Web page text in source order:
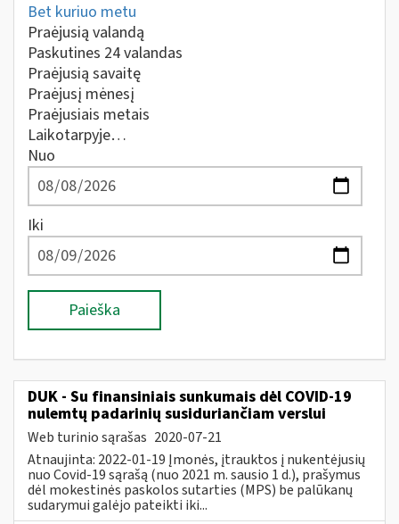
Bet kuriuo metu
Praėjusią valandą
Paskutines 24 valandas
Praėjusią savaitę
Praėjusį mėnesį
Praėjusiais metais
Laikotarpyje…
Nuo
Iki
Paieška
DUK - Su finansiniais sunkumais dėl COVID-19
nulemtų padarinių susiduriančiam verslui
Web turinio sąrašas 2020-07-21
Atnaujinta: 2022-01-19 Įmonės, įtrauktos į nukentėjusių
nuo Covid-19 sąrašą (nuo 2021 m. sausio 1 d.), prašymus
dėl mokestinės paskolos sutarties (MPS) be palūkanų
sudarymui galėjo pateikti iki...